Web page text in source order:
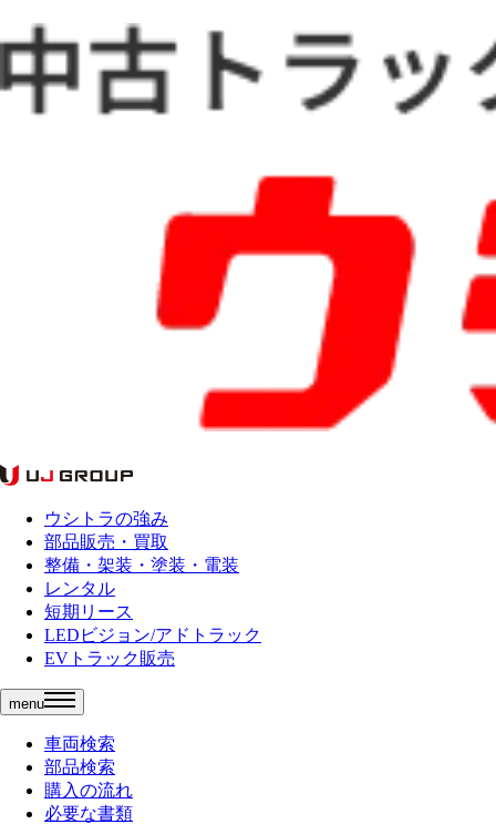
ウシトラの強み
部品販売・買取
整備・架装・塗装・電装
レンタル
短期リース
LEDビジョン/アドトラック
EVトラック販売
menu
車両検索
部品検索
購入の流れ
必要な書類